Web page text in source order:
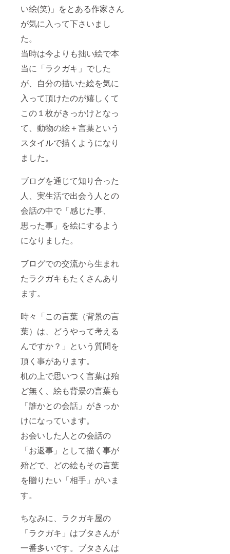
い絵(笑)」をとある作家さん
が気に入って下さいまし
た。
当時は今よりも拙い絵で本
当に「ラクガキ」でした
が、自分の描いた絵を気に
入って頂けたのが嬉しくて
この１枚がきっかけとなっ
て、動物の絵＋言葉という
スタイルで描くようになり
ました。
ブログを通じて知り合った
人、実生活で出会う人との
会話の中で「感じた事、
思った事」を絵にするよう
になりました。
ブログでの交流から生まれ
たラクガキもたくさんあり
ます。
時々「この言葉（背景の言
葉）は、どうやって考える
んですか？」という質問を
頂く事があります。
机の上で思いつく言葉は殆
ど無く、絵も背景の言葉も
「誰かとの会話」がきっか
けになっています。
お会いした人との会話の
「お返事」として描く事が
殆どで、どの絵もその言葉
を贈りたい「相手」がいま
す。
ちなみに、ラクガキ屋の
「ラクガキ」はブタさんが
一番多いです。ブタさんは